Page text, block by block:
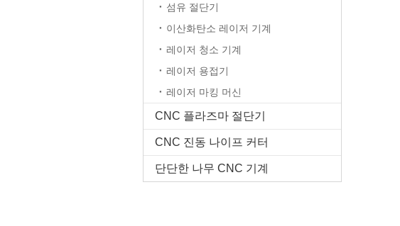
섬유 절단기
이산화탄소 레이저 기계
레이저 청소 기계
레이저 용접기
레이저 마킹 머신
CNC 플라즈마 절단기
CNC 진동 나이프 커터
단단한 나무 CNC 기계